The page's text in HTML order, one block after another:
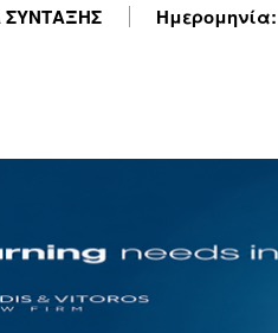
Ημερομηνία: